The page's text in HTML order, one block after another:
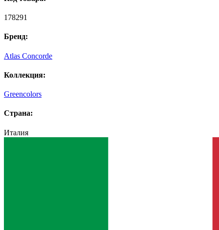
178291
Бренд:
Atlas Concorde
Коллекция:
Greencolors
Страна:
Италия